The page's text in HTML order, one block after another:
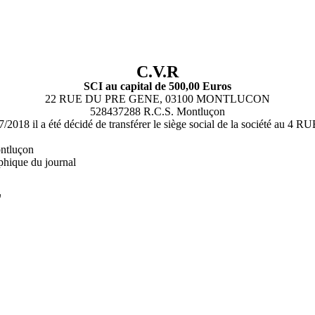
C.V.R
SCI au capital de 500,00 Euros
22 RUE DU PRE GENE, 03100 MONTLUCON
528437288 R.C.S. Montluçon
2018 il a été décidé de transférer le siège social de la société au
du journal